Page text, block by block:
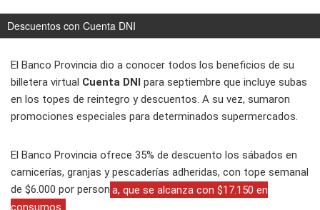
Descuentos con Cuenta DNI
El Banco Provincia dio a conocer todos los beneficios de su
billetera virtual Cuenta DNI para septiembre que incluye subas
en los topes de reintegro y descuentos. A su vez, sumaron
promociones especiales para determinados supermercados.
El Banco Provincia ofrece 35% de descuento los sábados en
carnicerías, granjas y pescaderías adheridas, con tope semanal
de $6.000 por person a, que se alcanza con $17.150 en
consumos.